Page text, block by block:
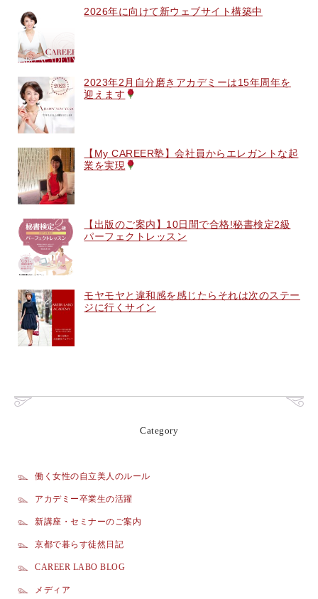
2026年に向けて新ウェブサイト構築中
2023年2月自分磨きアカデミーは15年周年を
迎えます
【My CAREER塾】会社員からエレガントな起
業を実現
【出版のご案内】10日間で合格!秘書検定2級
パーフェクトレッスン
モヤモヤと違和感を感じたらそれは次のステー
ジに行くサイン
Category
働く女性の自立美人のルール
アカデミー卒業生の活躍
新講座・セミナーのご案内
京都で暮らす徒然日記
CAREER LABO BLOG
メディア